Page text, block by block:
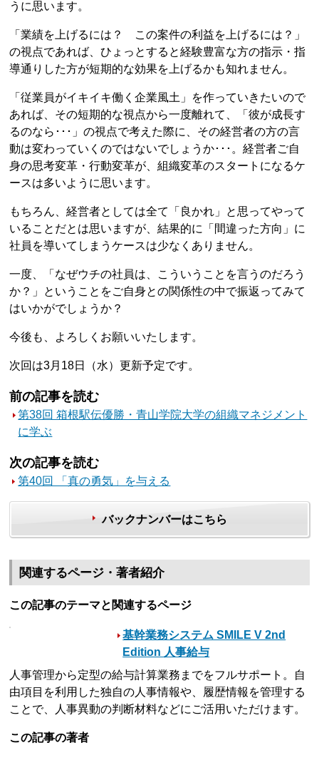
うに思います。
「業績を上げるには？ この案件の利益を上げるには？」
の視点であれば、ひょっとすると経験豊富な方の指示・指
導通りした方が短期的な効果を上げるかも知れません。
「従業員がイキイキ働く企業風土」を作っていきたいので
あれば、その短期的な視点から一度離れて、「彼が成長す
るのなら･･･」の視点で考えた際に、その経営者の方の言
動は変わっていくのではないでしょうか･･･。経営者ご自
身の思考変革・行動変革が、組織変革のスタートになるケ
ースは多いように思います。
もちろん、経営者としては全て「良かれ」と思ってやって
いることだとは思いますが、結果的に「間違った方向」に
社員を導いてしまうケースは少なくありません。
一度、「なぜウチの社員は、こういうことを言うのだろう
か？」ということをご自身との関係性の中で振返ってみて
はいかがでしょうか？
今後も、よろしくお願いいたします。
次回は3月18日（水）更新予定です。
前の記事を読む
第38回 箱根駅伝優勝・青山学院大学の組織マネジメント
に学ぶ
次の記事を読む
第40回 「真の勇気」を与える
バックナンバーはこちら
関連するページ・著者紹介
この記事のテーマと関連するページ
基幹業務システム SMILE V 2nd
Edition 人事給与
人事管理から定型の給与計算業務までをフルサポート。自
由項目を利用した独自の人事情報や、履歴情報を管理する
ことで、人事異動の判断材料などにご活用いただけます。
この記事の著者